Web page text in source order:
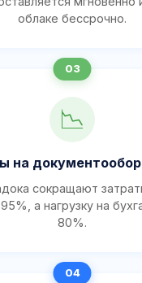
облаке бессрочно.
📉
на
сокращают
а нагрузку на
80%.